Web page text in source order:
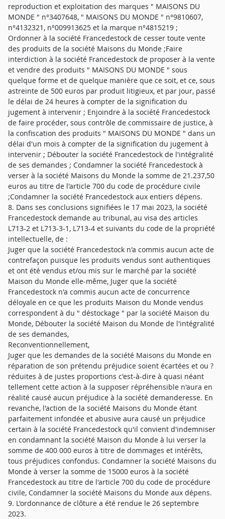
reproduction et exploitation des marques " MAISONS DU
MONDE " n°3407648, " MAISONS DU MONDE " n°9810607,
n°4132321, n°009913625 et la marque n°4815219 ;
Ordonner à la société Francedestock de cesser toute vente
des produits de la société Maisons du Monde ;Faire
interdiction à la société Francedestock de proposer à la vente
et vendre des produits " MAISONS DU MONDE " sous
quelque forme et de quelque manière que ce soit, et ce, sous
astreinte de 500 euros par produit litigieux, et par jour, passé
le délai de 24 heures à compter de la signification du
jugement à intervenir ; Enjoindre à la société Francedestock
de faire procéder, sous contrôle de commissaire de justice, à
la confiscation des produits " MAISONS DU MONDE " dans un
délai d'un mois à compter de la signification du jugement à
intervenir ; Débouter la société Francedestock de l'intégralité
de ses demandes ; Condamner la société Francedestock à
verser à la société Maisons du Monde la somme de 21.237,50
euros au titre de l'article 700 du code de procédure civile
;Condamner la société Francedestock aux entiers dépens.
8. Dans ses conclusions signifiées le 17 mai 2023, la société
Francedestock demande au tribunal, au visa des articles
L713-2 et L713-3-1, L713-4 et suivants du code de la propriété
intellectuelle, de :
Juger que la société Francedestock n'a commis aucun acte de
contrefaçon puisque les produits vendus sont authentiques
et ont été vendus et/ou mis sur le marché par la société
Maison du Monde elle-même, Juger que la société
Francedestock n'a commis aucun acte de concurrence
déloyale en ce que les produits Maison du Monde vendus
correspondent à du " déstockage " par la société Maison du
Monde, Débouter la société Maison du Monde de l'intégralité
de ses demandes,
Reconventionnellement,
Juger que les demandes de la société Maisons du Monde en
réparation de son prétendu préjudice soient écartées et ou ?
réduites à de justes proportions c'est-à-dire à quasi néant
tellement cette action à la supposer répréhensible n'aura en
réalité causé aucun préjudice à la société demanderesse. En
revanche, l'action de la société Maisons du Monde étant
parfaitement infondée et abusive aura causé un préjudice
certain à la société Francedestock qu'il convient d'indemniser
en condamnant la société Maison du Monde à lui verser la
somme de 400 000 euros à titre de dommages et intérêts,
tous préjudices confondus. Condamner la société Maisons du
Monde à verser la somme de 15000 euros à la société
Francedestock au titre de l'article 700 du code de procédure
civile, Condamner la société Maisons du Monde aux dépens.
9. L'ordonnance de clôture a été rendue le 26 septembre
2023.